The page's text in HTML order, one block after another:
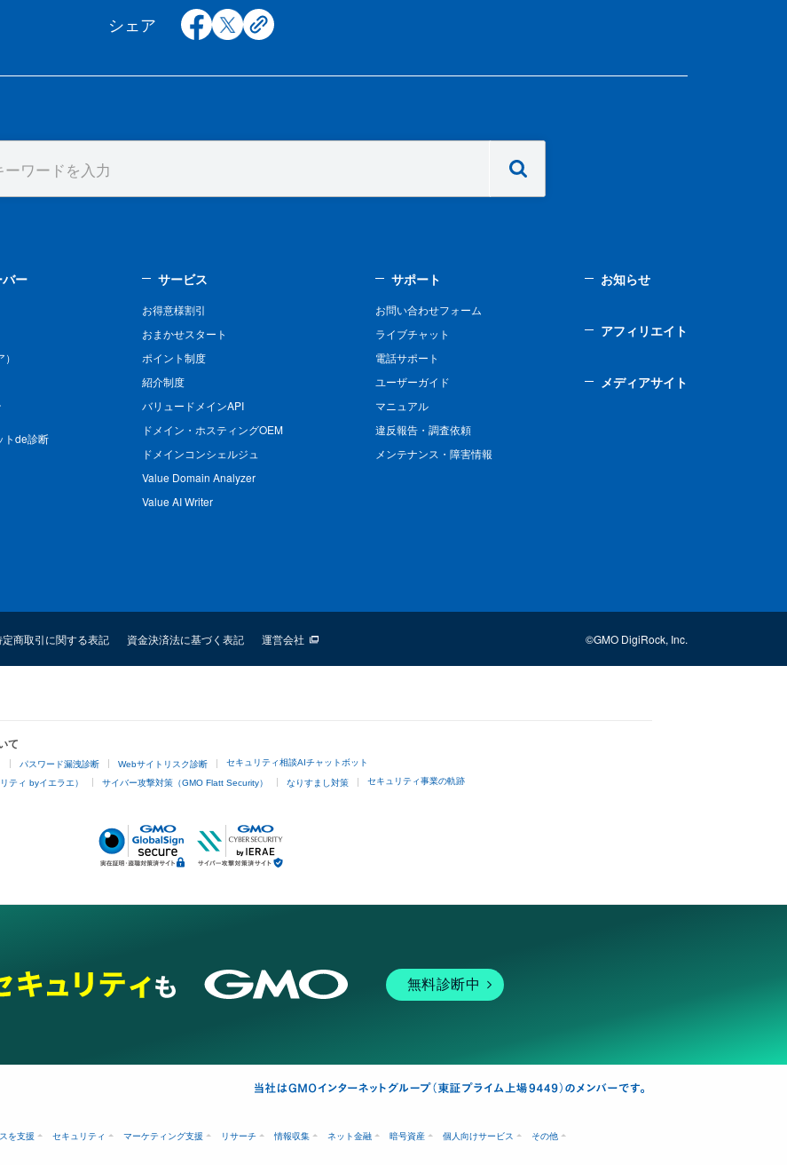
シェア facebook
x copy
ー
トde診断
サービス
お得意様割引
おまかせスタート
ポイント制度
紹介制度
バリュードメインAPI
ドメイン・ホスティングOEM
ドメインコンシェルジュ
Value Domain Analyzer
Value AI Writer
サポート
お問い合わせフォーム
ライブチャット
電話サポート
ユーザーガイド
マニュアル
違反報告・調査依頼
メンテナンス・障害情報
お知らせ
アフィリエイト
メディアサイト
定商取引に関する表記 資金決済法に基づく表記 運営会社 ©GMO DigiRock, Inc.
て
パスワード漏洩診断 Webサイトリスク診断 セキュリティ相談AIチャットボット
ティ byイエラエ） サイバー攻撃対策（GMO Flatt Security） なりすまし対策 セキュリティ事業の軌跡
無料診断中
を支援 セキュリティ マーケティング支援 リサーチ 情報収集 ネット金融 暗号資産 個人向けサービス その他